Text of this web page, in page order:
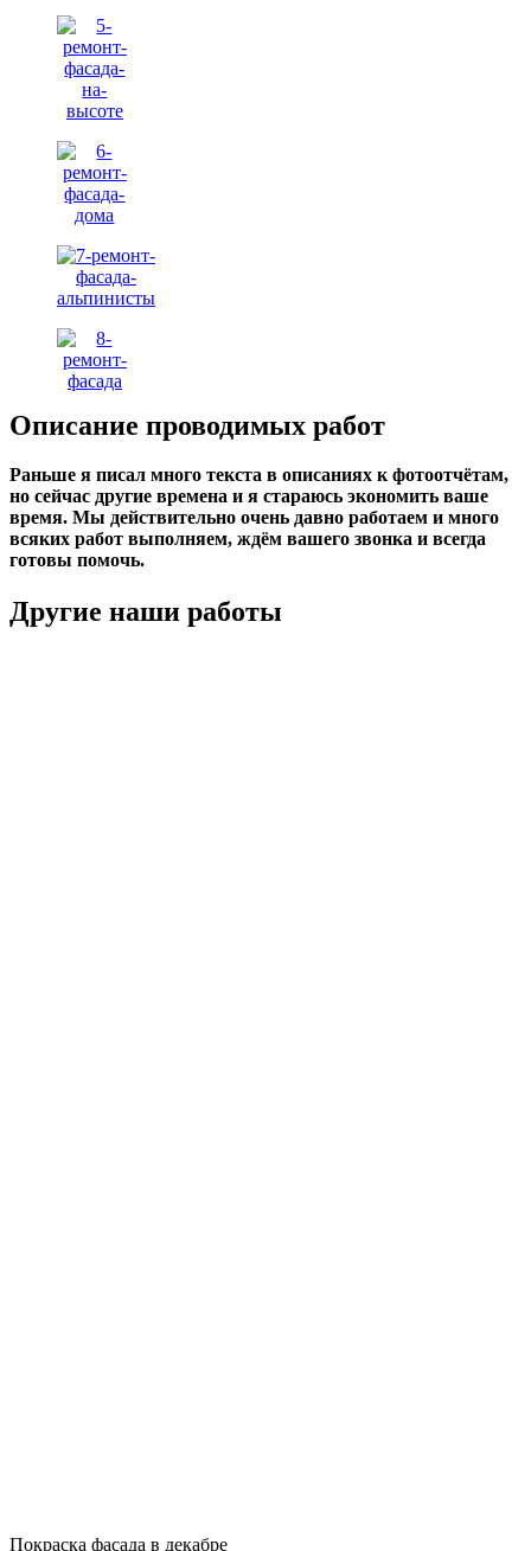
Описание проводимых работ
Раньше я писал много текста в описаниях к фотоотчётам,
но сейчас другие времена и я стараюсь экономить ваше
время. Мы действительно очень давно работаем и много
всяких работ выполняем, ждём вашего звонка и всегда
готовы помочь.
Другие наши работы
Покраска фасада в декабре